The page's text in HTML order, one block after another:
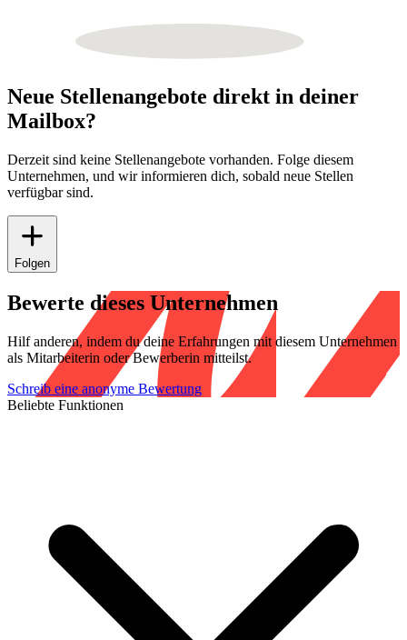
Neue Stellenangebote direkt in deiner
Mailbox?
Derzeit sind keine Stellenangebote vorhanden. Folge diesem
Unternehmen, und wir informieren dich, sobald neue Stellen
verfügbar sind.
Folgen
Bewerte dieses Unternehmen
Hilf anderen, indem du deine Erfahrungen mit diesem Unternehmen
als Mitarbeiterin oder Bewerberin mitteilst.
Schreib eine anonyme Bewertung
Beliebte Funktionen